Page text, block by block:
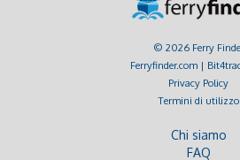
© 2026 Ferry
Ferryfinder.com |
Privacy Policy
Termini di utilizzo
Chi siamo
FAQ